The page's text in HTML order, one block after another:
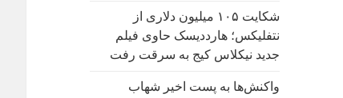
شکایت ۱۰۵ میلیون دلاری از
نتفلیکس؛ هارددیسک حاوی فیلم
جدید نیکلاس کیج به سرقت رفت
واکنش‌ها به پست اخیر شهاب